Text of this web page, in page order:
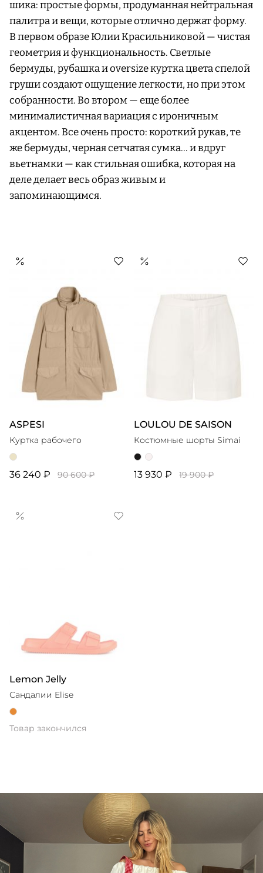
шика: простые формы, продуманная нейтральная
палитра и вещи, которые отлично держат форму.
В первом образе Юлии Красильниковой — чистая
геометрия и функциональность. Светлые
бермуды, рубашка и oversize куртка цвета спелой
груши создают ощущение легкости, но при этом
собранности. Во втором — еще более
минималистичная вариация с ироничным
акцентом. Все очень просто: короткий рукав, те
же бермуды, черная сетчатая сумка... и вдруг
вьетнамки — как стильная ошибка, которая на
деле делает весь образ живым и
запоминающимся.
ASPESI
Куртка рабочего
36 240 ₽ 90 600 ₽
LOULOU DE SAISON
Костюмные шорты Simai
13 930 ₽ 19 900 ₽
Lemon Jelly
Сандалии Elise
Товар закончился